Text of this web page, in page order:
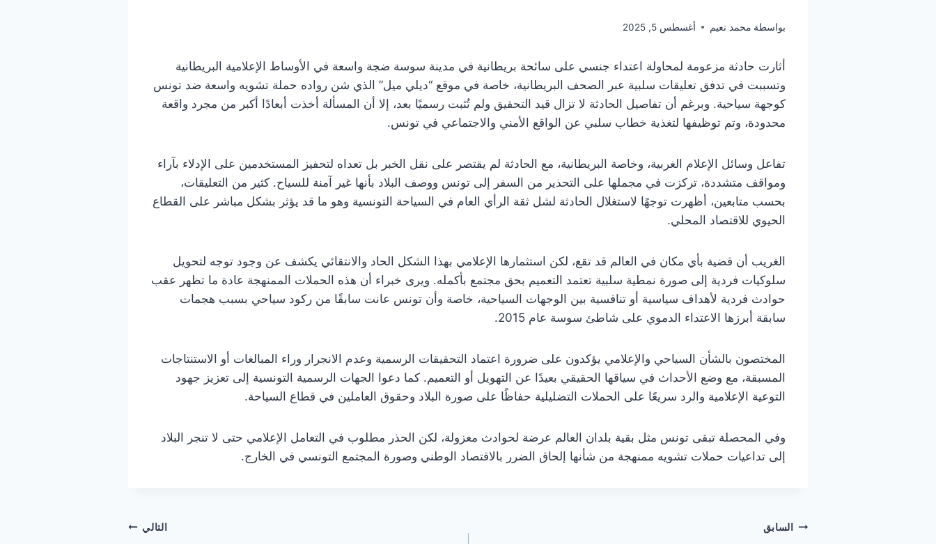
بواسطة محمد نعيم أغسطس 5, 2025
أثارت حادثة مزعومة لمحاولة اعتداء جنسي على سائحة بريطانية في مدينة سوسة ضجة واسعة في الأوساط الإعلامية البريطانية
وتسببت في تدفق تعليقات سلبية عبر الصحف البريطانية، خاصة في موقع “ديلي ميل” الذي شن رواده حملة تشويه واسعة ضد تونس
كوجهة سياحية. وبرغم أن تفاصيل الحادثة لا تزال قيد التحقيق ولم تُثبت رسميًا بعد، إلا أن المسألة أخذت أبعادًا أكبر من مجرد واقعة
محدودة، وتم توظيفها لتغذية خطاب سلبي عن الواقع الأمني والاجتماعي في تونس.
تفاعل وسائل الإعلام الغربية، وخاصة البريطانية، مع الحادثة لم يقتصر على نقل الخبر بل تعداه لتحفيز المستخدمين على الإدلاء بآراء
ومواقف متشددة، تركزت في مجملها على التحذير من السفر إلى تونس ووصف البلاد بأنها غير آمنة للسياح. كثير من التعليقات،
بحسب متابعين، أظهرت توجهًا لاستغلال الحادثة لشل ثقة الرأي العام في السياحة التونسية وهو ما قد يؤثر بشكل مباشر على القطاع
الحيوي للاقتصاد المحلي.
الغريب أن قضية بأي مكان في العالم قد تقع، لكن استثمارها الإعلامي بهذا الشكل الحاد والانتقائي يكشف عن وجود توجه لتحويل
سلوكيات فردية إلى صورة نمطية سلبية تعتمد التعميم بحق مجتمع بأكمله. ويرى خبراء أن هذه الحملات الممنهجة عادة ما تظهر عقب
حوادث فردية لأهداف سياسية أو تنافسية بين الوجهات السياحية، خاصة وأن تونس عانت سابقًا من ركود سياحي بسبب هجمات
سابقة أبرزها الاعتداء الدموي على شاطئ سوسة عام 2015.
المختصون بالشأن السياحي والإعلامي يؤكدون على ضرورة اعتماد التحقيقات الرسمية وعدم الانجرار وراء المبالغات أو الاستنتاجات
المسبقة، مع وضع الأحداث في سياقها الحقيقي بعيدًا عن التهويل أو التعميم. كما دعوا الجهات الرسمية التونسية إلى تعزيز جهود
التوعية الإعلامية والرد سريعًا على الحملات التضليلية حفاظًا على صورة البلاد وحقوق العاملين في قطاع السياحة.
وفي المحصلة تبقى تونس مثل بقية بلدان العالم عرضة لحوادث معزولة، لكن الحذر مطلوب في التعامل الإعلامي حتى لا تنجر البلاد
إلى تداعيات حملات تشويه ممنهجة من شأنها إلحاق الضرر بالاقتصاد الوطني وصورة المجتمع التونسي في الخارج.
تصفّح
السابق التالي